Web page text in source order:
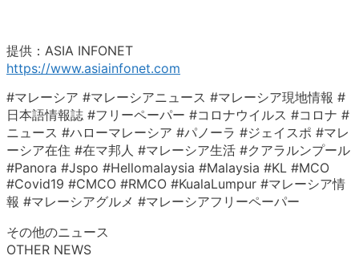
提供：ASIA INFONET
https://www.asiainfonet.com
#マレーシア #マレーシアニュース #マレーシア現地情報 #
日本語情報誌 #フリーペーパー #コロナウイルス #コロナ #
ニュース #ハローマレーシア #パノーラ #ジェイスポ #マレ
ーシア在住 #在マ邦人 #マレーシア生活 #クアラルンプール
#Panora #Jspo #Hellomalaysia #Malaysia #KL #MCO
#Covid19 #CMCO #RMCO #KualaLumpur #マレーシア情
報 #マレーシアグルメ #マレーシアフリーペーパー
その他のニュース
OTHER NEWS